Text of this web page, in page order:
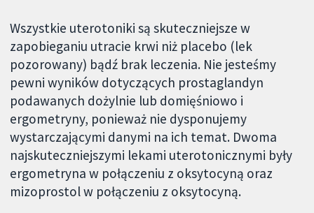
Wszystkie uterotoniki są skuteczniejsze w
zapobieganiu utracie krwi niż placebo (lek
pozorowany) bądź brak leczenia. Nie jesteśmy
pewni wyników dotyczących prostaglandyn
podawanych dożylnie lub domięśniowo i
ergometryny, ponieważ nie dysponujemy
wystarczającymi danymi na ich temat. Dwoma
najskuteczniejszymi lekami uterotonicznymi były
ergometryna w połączeniu z oksytocyną oraz
mizoprostol w połączeniu z oksytocyną.